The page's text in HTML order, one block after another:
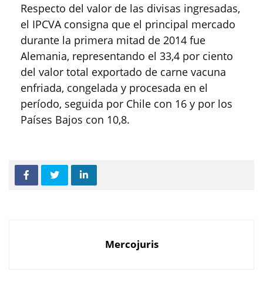
Respecto del valor de las divisas ingresadas,
el IPCVA consigna que el principal mercado
durante la primera mitad de 2014 fue
Alemania, representando el 33,4 por ciento
del valor total exportado de carne vacuna
enfriada, congelada y procesada en el
período, seguida por Chile con 16 y por los
Países Bajos con 10,8.
Mercojuris